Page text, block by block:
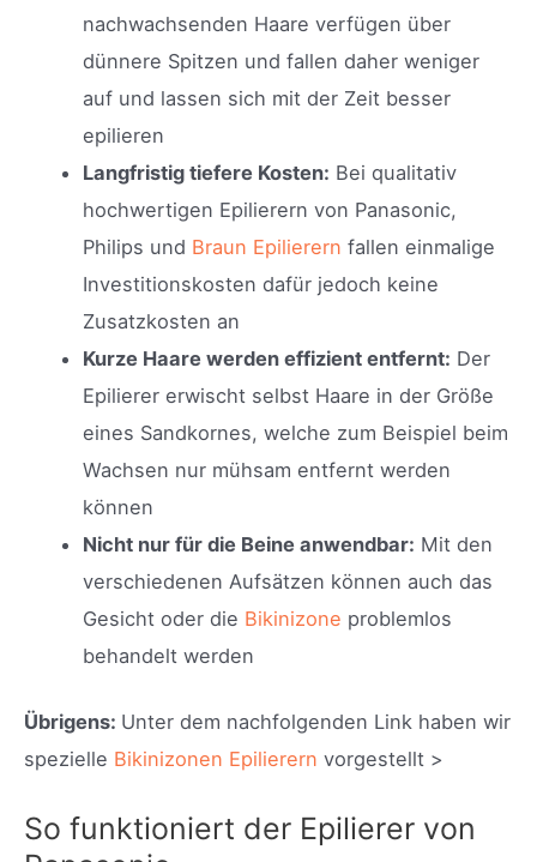
nachwachsenden Haare verfügen über
dünnere Spitzen und fallen daher weniger
auf und lassen sich mit der Zeit besser
epilieren
Langfristig tiefere Kosten: Bei qualitativ
hochwertigen Epilierern von Panasonic,
Philips und Braun Epilierern fallen einmalige
Investitionskosten dafür jedoch keine
Zusatzkosten an
Kurze Haare werden effizient entfernt: Der
Epilierer erwischt selbst Haare in der Größe
eines Sandkornes, welche zum Beispiel beim
Wachsen nur mühsam entfernt werden
können
Nicht nur für die Beine anwendbar: Mit den
verschiedenen Aufsätzen können auch das
Gesicht oder die Bikinizone problemlos
behandelt werden
Übrigens: Unter dem nachfolgenden Link haben wir
spezielle Bikinizonen Epilierern vorgestellt >
So funktioniert der Epilierer von